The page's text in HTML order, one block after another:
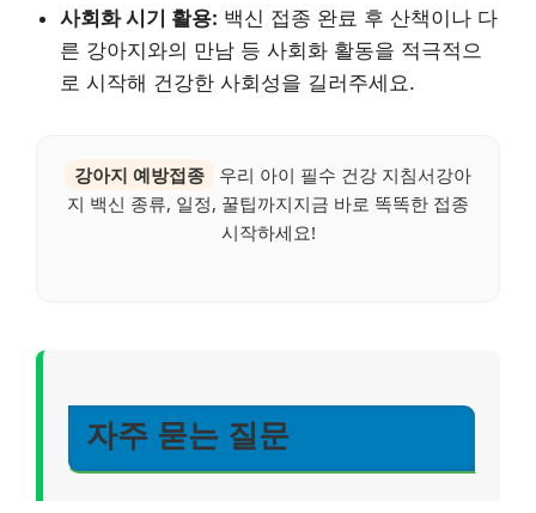
사회화 시기 활용: 백신 접종 완료 후 산책이나 다
른 강아지와의 만남 등 사회화 활동을 적극적으
로 시작해 건강한 사회성을 길러주세요.
강아지 예방접종
우리 아이 필수 건강 지침서강아
지 백신 종류, 일정, 꿀팁까지지금 바로 똑똑한 접종
시작하세요!
자주 묻는 질문